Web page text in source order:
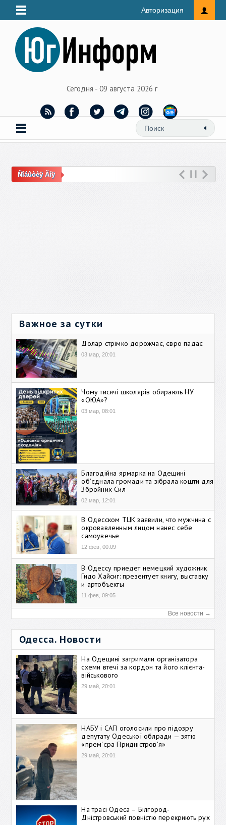
Авторизация
Сегодня - 09 августа 2026 г
Ñîáûòèÿ Äíÿ
Важное за сутки
Долар стрімко дорожчає, євро падає
03 мар, 20:01
Чому тисячі школярів обирають НУ
«ОЮА»?
03 мар, 08:01
Благодійна ярмарка на Одещині
об’єднала громади та зібрала кошти для
Збройних Сил
02 мар, 12:01
В Одесском ТЦК заявили, что мужчина с
окровавленным лицом нанес себе
самоувечье
12 фев, 00:09
В Одессу приедет немецкий художник
Гидо Хайсиг: презентует книгу, выставку
и артобъекты
11 фев, 09:05
Все новости →
Одесса. Новости
На Одещині затримали організатора
схеми втечі за кордон та його клієнта-
військового
29 май, 20:01
НАБУ і САП оголосили про підозру
депутату Одеської облради — зятю
«прем'єра Придністров'я»
29 май, 20:01
На трасі Одеса – Білгород-
Дністровський повністю перекриють рух